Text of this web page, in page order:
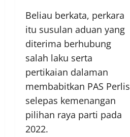
Beliau berkata, perkara
itu susulan aduan yang
diterima berhubung
salah laku serta
pertikaian dalaman
membabitkan PAS Perlis
selepas kemenangan
pilihan raya parti pada
2022.